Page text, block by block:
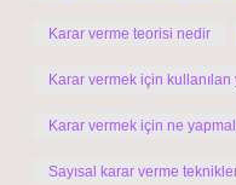
Karar verme teorisi nedir
Karar vermek için
Karar vermek için ne
Sayısal karar verme